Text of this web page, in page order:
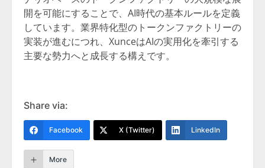
開を可能にすることで、AI時代の基本ルールを定義
しています。業界特化型のトークンファクトリーの
実装が進むにつれ、XunceはAIの実用化を牽引する
主要な勢力へと成長する構えです。
Share via:
Facebook X (Twitter) LinkedIn
More